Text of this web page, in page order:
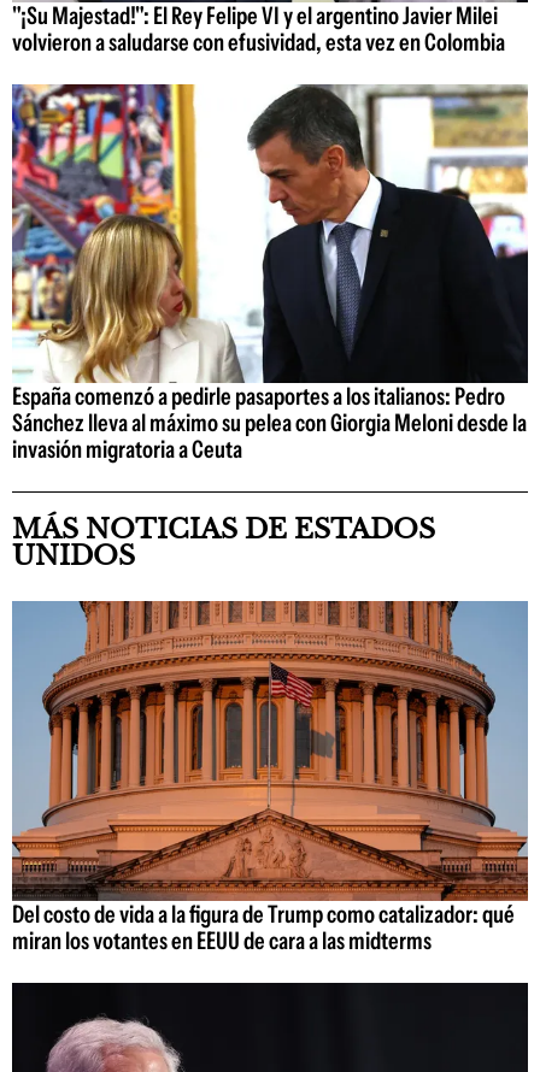
"¡Su Majestad!": El Rey Felipe VI y el argentino Javier Milei
volvieron a saludarse con efusividad, esta vez en Colombia
España comenzó a pedirle pasaportes a los italianos: Pedro
Sánchez lleva al máximo su pelea con Giorgia Meloni desde la
invasión migratoria a Ceuta
MÁS NOTICIAS DE ESTADOS
UNIDOS
Del costo de vida a la figura de Trump como catalizador: qué
miran los votantes en EEUU de cara a las midterms